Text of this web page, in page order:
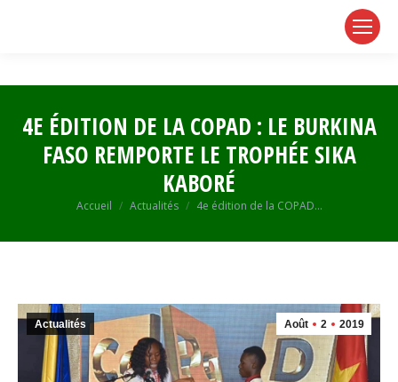
4E ÉDITION DE LA COPAD : LE BURKINA
FASO REMPORTE LE TROPHÉE SIKA
KABORÉ
Vous êtes ici :
Accueil Actualités 4e édition de la COPAD…
Août 2 2019
Actualités